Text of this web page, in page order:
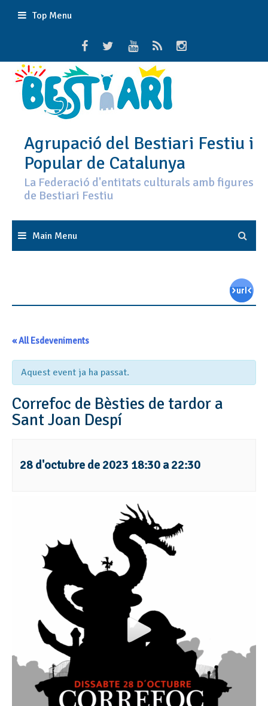
Top Menu
Agrupació del Bestiari Festiu i
Popular de Catalunya
La Federació d'entitats culturals amb figures
de Bestiari Festiu
Main Menu
« All Esdeveniments
Aquest event ja ha passat.
Correfoc de Bèsties de tardor a
Sant Joan Despí
28 d'octubre de 2023 18:30 a22:30